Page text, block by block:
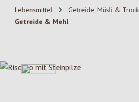
Lebensmittel
Getreide, Müsli &
Getreide & Mehl
Bildergalerie überspringen